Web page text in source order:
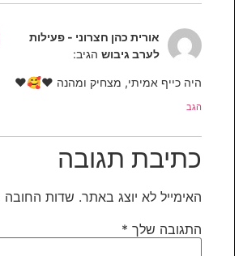
אורית כהן חצרוני - פעילות
לערב גיבוש הגיב:
היה כייף אמיתי, מצחיק ומהנה ❤️🥰❤️
הגב
כתיבת תגובה
האימייל לא יוצג באתר. שדות החובה
התגובה שלך *